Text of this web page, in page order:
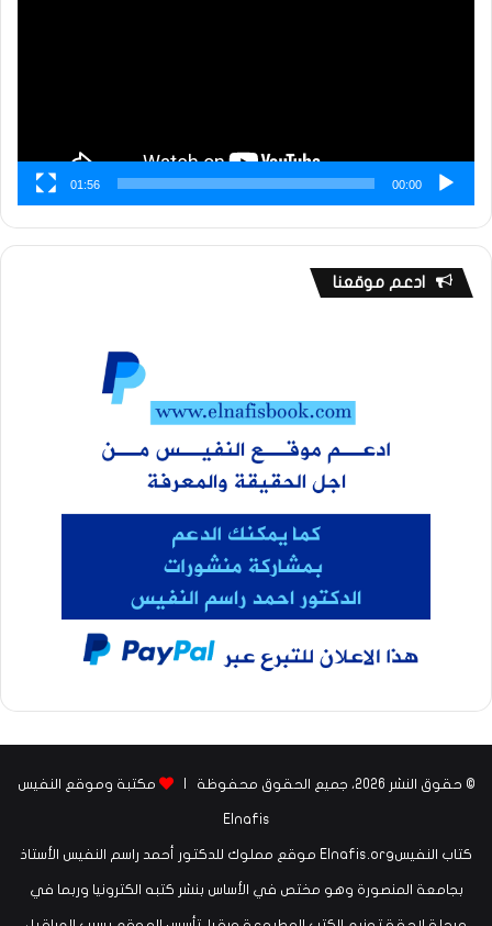
00:00
01:56
ادعم موقعنا
© حقوق النشر 2026، جميع الحقوق محفوظة | مكتبة وموقع النفيس
Elnafis
كتاب النفيسElnafis.org موقع مملوك للدكتور أحمد راسم النفيس الأستاذ
بجامعة المنصورة وهو مختص في الأساس بنشر كتبه الكترونيا وربما في